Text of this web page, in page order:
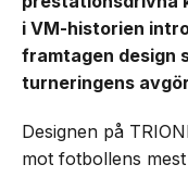
i VM-historien
framtagen design
turneringens
Designen på
mot fotbollens